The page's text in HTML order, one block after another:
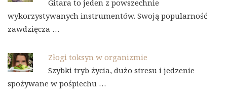
Gitara to jeden z powszechnie
wykorzystywanych instrumentów. Swoją popularność
zawdzięcza …
Złogi toksyn w organizmie
Szybki tryb życia, dużo stresu i jedzenie
spożywane w pośpiechu …